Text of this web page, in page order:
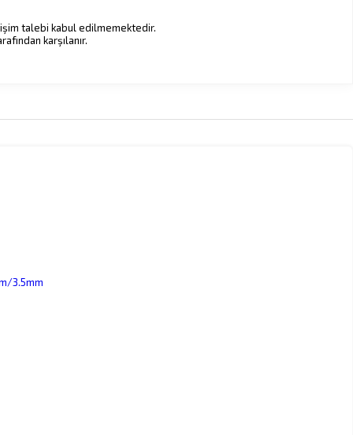
talebi kabul edilmemektedir.
karşılanır.